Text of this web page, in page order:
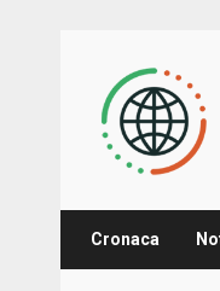
content
Cronaca